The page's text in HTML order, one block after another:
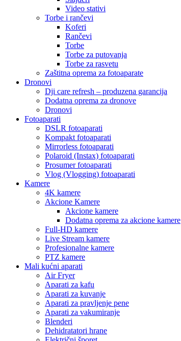
Video stativi
Torbe i rančevi
Koferi
Rančevi
Torbe
Torbe za putovanja
Torbe za rasvetu
Zaštitna oprema za fotoaparate
Dronovi
Dji care refresh – produzena garancija
Dodatna oprema za dronove
Dronovi
Fotoaparati
DSLR fotoaparati
Kompakt fotoaparati
Mirrorless fotoaparati
Polaroid (Instax) fotoaparati
Prosumer fotoaparati
Vlog (Vlogging) fotoaparati
Kamere
4K kamere
Akcione Kamere
Akcione kamere
Dodatna oprema za akcione kamere
Full-HD kamere
Live Stream kamere
Profesionalne kamere
PTZ kamere
Mali kućni aparati
Air Fryer
Aparati za kafu
Aparati za kuvanje
Aparati za pravljenje pene
Aparati za vakumiranje
Blenderi
Dehidratatori hrane